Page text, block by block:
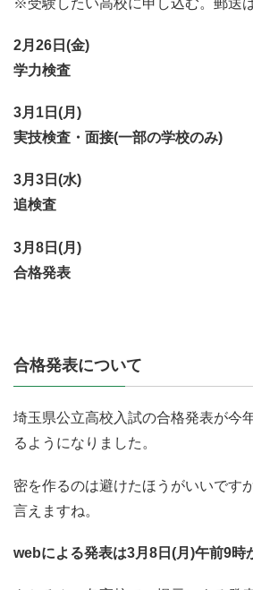
2月26日(金)
学力検査
3月1日(月)
実技検査・面接(一部の学校のみ)
3月3日(水)
追検査
3月8日(月)
合格発表
合格発表について
埼玉県公立高校入試の合格発表が今
るようになりました。
密を作るのは避けたほうがいいです
言えますね。
webによる発表は3月8日(月)午前9時